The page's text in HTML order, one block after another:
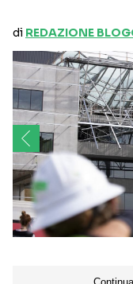
di REDAZIONE